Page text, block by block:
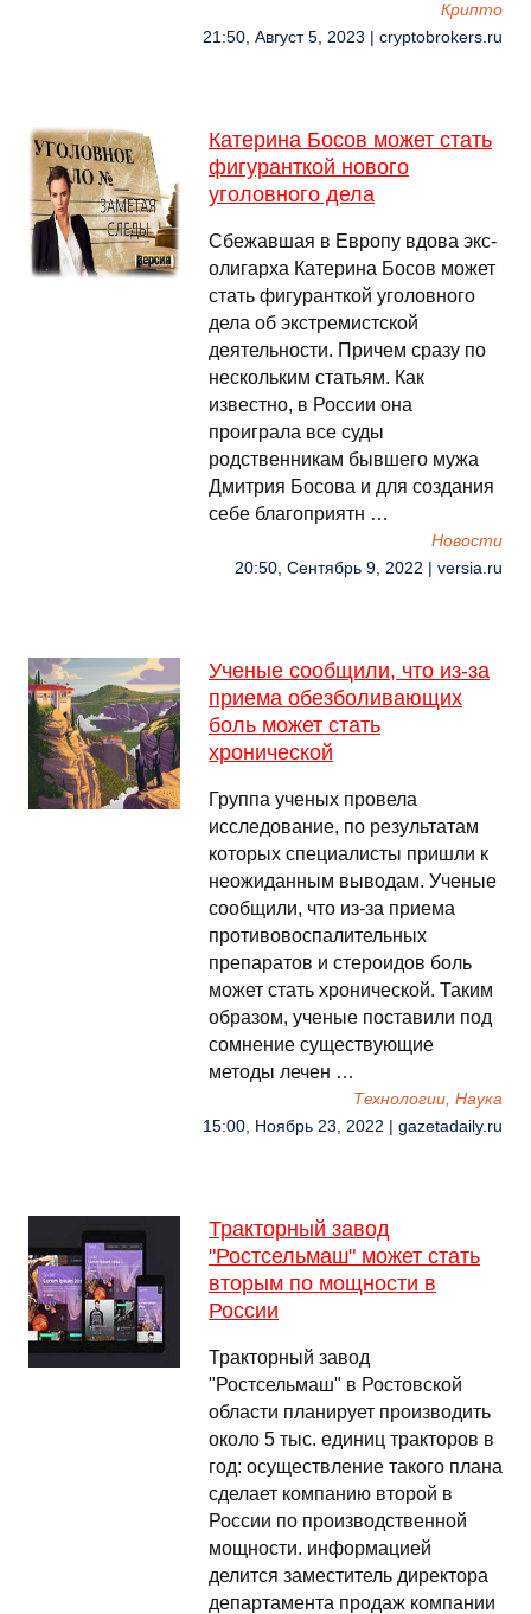
Крипто
21:50, Август 5, 2023 | cryptobrokers.ru
Катерина Босов может стать
фигуранткой нового
уголовного дела
Сбежавшая в Европу вдова экс-
олигарха Катерина Босов может
стать фигуранткой уголовного
дела об экстремистской
деятельности. Причем сразу по
нескольким статьям. Как
известно, в России она
проиграла все суды
родственникам бывшего мужа
Дмитрия Босова и для создания
себе благоприятн …
Новости
20:50, Сентябрь 9, 2022 | versia.ru
Ученые сообщили, что из-за
приема обезболивающих
боль может стать
хронической
Группа ученых провела
исследование, по результатам
которых специалисты пришли к
неожиданным выводам. Ученые
сообщили, что из-за приема
противовоспалительных
препаратов и стероидов боль
может стать хронической. Таким
образом, ученые поставили под
сомнение существующие
методы лечен …
Технологии, Наука
15:00, Ноябрь 23, 2022 | gazetadaily.ru
Тракторный завод
"Ростсельмаш" может стать
вторым по мощности в
России
Тракторный завод
"Ростсельмаш" в Ростовской
области планирует производить
около 5 тыс. единиц тракторов в
год: осуществление такого плана
сделает компанию второй в
России по производственной
мощности. информацией
делится заместитель директора
департамента продаж компании